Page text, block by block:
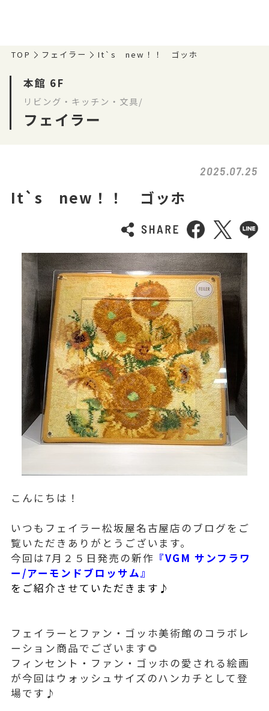
TOP フェイラー It`s new！！ ゴッホ
本館 6F
リビング・キッチン・文具/
フェイラー
2025.07.25
It`s new！！ ゴッホ
こんにちは！
いつもフェイラー松坂屋名古屋店のブログをご
覧いただきありがとうございます。
今回は7月２５日発売の新作 『VGM サンフラワ
ー/アーモンドブロッサム』
をご紹介させていただきます♪
フェイラーとファン・ゴッホ美術館のコラボレ
ーション商品でございます🌻
フィンセント・ファン・ゴッホの愛される絵画
が今回はウォッシュサイズのハンカチとして登
場です♪